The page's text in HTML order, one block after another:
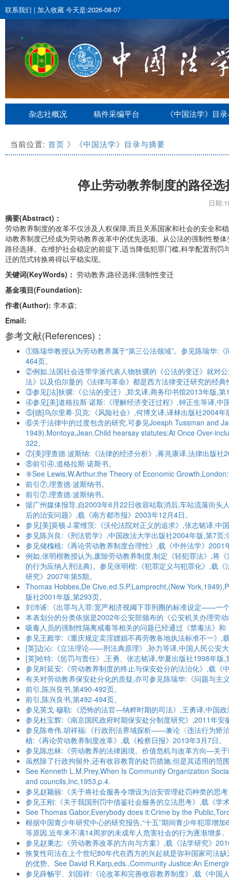
联系我们 | 加入收藏 今天是:2026-08-07
杂志社概况 稿件采编平台 《中国法学》目
当前位置: 首页 》《中国法学》目录与摘要
停止劳动教养制度的路径
日期
摘要(Abstract)：
劳动教养制度的改革不仅涉及人权保障,而且关系国家和社会的安全和
动教养制度已经成为劳动教养改革中的优先选项。从公法的强制性整
路径选择。在维护社会稳定的前提下,适当降低犯罪门槛,科学配置刑
迁的范式转换将得以平稳实现。
关键词(KeyWords)： 劳动教养;路径选择;强制性变迁
基金项目(Foundation):
作者(Author): 李本森;
Email:
参考文献(References)：
①陈瑞华教授认为劳动教养属于“第三公法领域”。参见陈瑞华:
464页。
②例如,法国社会连带学派代表人物狄骥的《公法的变迁》就对
法》以及伯尔曼的《法律与革命》都是西方法律变迁研究的经
③参见[法]狄骥:《公法的变迁》,郑戈译,商务印书馆2013年版,第
④参见[美]道格拉斯·诺斯:《理解经济变迁过程》,钟正生等译,中
⑤[德]乌尔里希·贝克:《风险社会》,何博文译,译林出版社2004年
⑥关于法律中的过度包含的研究,可参见Joesph Tussman and
1949).Montoya,Jean,Child hearsay statutes:At Once Over-
322。
⑦[美]理查德·波斯纳:《法律的经济分析》,蒋兆康译,法律出版社
⑧前引④,道格拉斯·诺斯书。
⑨See Lewis,W.Arthur,the Theory of Economic
前引⑦,理查德·波斯纳书。
前引⑦,理查德·波斯纳书。
据广州媒体报导,自2003年6月22日收容站取消后,车站流落街头
后的治安问题》,载《南方都市报》2003年12月4日。
参见[美]莫顿·J.霍维茨:《沃伦法院对正义的追求》,张志铭译,中
参见陈兴良:《刑法哲学》,中国政法大学出版社2004年版,第7
参见储槐植:《再论劳动教养制度合理性》,载《中外法学》2001
例如,张明楷教授认为,废除劳动教养制度,制定《轻犯罪法》,将
的行为应纳入刑法典)。参见张明楷:《犯罪定义与犯罪化》,载
研究》2007年第5期。
Thomas Hobbes,De Cive,ed.S.P.Lamprecht,(New
版社2001年版,第293页。
刘沛谞:《出罪与入罪:宽严相济视阈下罪刑圈的标准设定——一
本表划分的分类依据是2002年公安部颁布的《公安机关办理劳
吸毒人员的强制性隔离戒毒等相关的问题已经通过《禁毒法》
参见王殿学:《重庆规定卖淫嫖娼不再劳教各地执法标准不一》,
[英]边沁:《立法理论——刑法典原理》,孙力等译,中国人民公安
[英]哈特:《惩罚与责任》,王勇、张志铭译,华夏出版社1998年版,
参见时延安:《劳动教养制度的终止与保安处分的法治化》,载《
有关对劳动教养保安处分化的质疑,亦可参见陈瑞华:《问题与
前引,陈兴良书,第490-492页。
前引,陈兴良书,第492-494页。
参见英戈·穆勒:《恐怖的法官—纳粹时期的司法》,王勇译,中国
参见杜宝辉:《南京国民政府时期保安处分制度研究》,2011年
参见陈奇伟,胡祥福:《行政刑法界域探析——兼论〈违法行为矫
植:《再论劳动教养制度改革》,载《检察日报》2013年3月7日。
参见陈忠林:《劳动教养的法律困境、价值危机与改革方向—关
虽然除了行政拘留外,还有收容教育的处罚措施,但是其适用的范
See Kenneth L.M.Prey,When Is Community Organization
and councils,Inc,1953,p.4.
参见赵颖丽:《关于将社会服务令增设为治安管理处罚种类的思
参见王刚:《关于我国刑罚中借鉴社会服务的立法思考》,载《学
See Thomas Gabor,Everybody does it:Crime by the
根据中国青少年研究中心的研究报告,“十五”期间青少年犯罪增
等原因,近年来不满14周岁的未成年人危害社会的行为逐渐增多
参见赵秉志:《劳动教养改革的方向与方案》,载《法学研究》
恢复性司法在上个世纪80年代在西方的兴起就是弥补国家司法
的优势。See David R.Karp,eds.,Community Justice:An
参见薛畅宇、刘国祥:《论改革和完善收容教养制度》,载《中国